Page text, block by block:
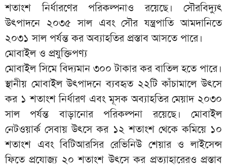
শতাংশ নির্ধারণের পরিকল্পনাও রয়েছে। সৌরবিদ্যুৎ
উৎপাদনে ২০৩৫ সাল এবং সৌর যন্ত্রপাতি আমদানিতে
২০৩১ সাল পর্যন্ত কর অব্যাহতির প্রস্তাব আসতে পারে।
মোবাইল ও প্রযুক্তিপণ্য
মোবাইল সিমে বিদ্যমান ৩০০ টাকার কর বাতিল হতে পারে।
স্থানীয় মোবাইল উৎপাদনে ব্যবহৃত ২২টি কাঁচামালে উৎসে
কর ১ শতাংশ নির্ধারণ এবং মূসক অব্যাহতির মেয়াদ ২০৩০
সাল পর্যন্ত বাড়ানোর পরিকল্পনা রয়েছে। মোবাইল
নেটওয়ার্ক সেবায় উৎসে কর ১২ শতাংশ থেকে কমিয়ে ১০
শতাংশ এবং বিটিআরসির রেভিনিউ শেয়ার ও লাইসেন্স
ফিতে প্রযোজ্য ২০ শতাংশ উৎসে কর প্রত্যাহারেরও প্রস্তাব